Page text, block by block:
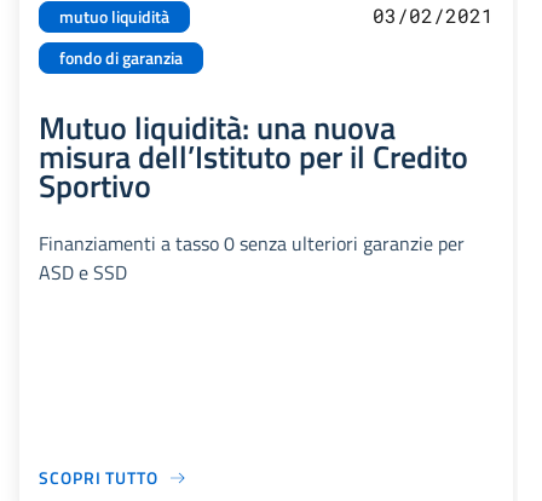
mutuo liquidità
fondo di garanzia
03/02/2021
Mutuo liquidità: una nuova
misura dell’Istituto per il Credito
Sportivo
Finanziamenti a tasso 0 senza ulteriori garanzie per
ASD e SSD
SCOPRI TUTTO